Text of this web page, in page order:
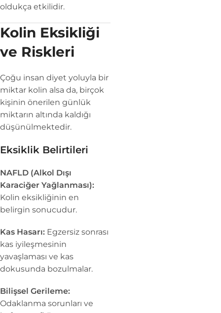
oldukça etkilidir.
Kolin Eksikliği
ve Riskleri
Çoğu insan diyet yoluyla bir
miktar kolin alsa da, birçok
kişinin önerilen günlük
miktarın altında kaldığı
düşünülmektedir.
Eksiklik Belirtileri
NAFLD (Alkol Dışı
Karaciğer Yağlanması):
Kolin eksikliğinin en
belirgin sonucudur.
Kas Hasarı: Egzersiz sonrası
kas iyileşmesinin
yavaşlaması ve kas
dokusunda bozulmalar.
Bilişsel Gerileme:
Odaklanma sorunları ve